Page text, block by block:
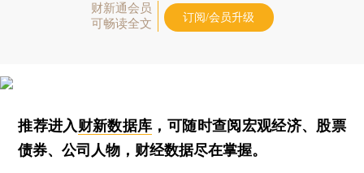
财新通会员
可畅读全文
订阅/会员升级
推荐进入财新数据库 ，可随时查阅宏观经济、股票
债券、公司人物，财经数据尽在掌握。